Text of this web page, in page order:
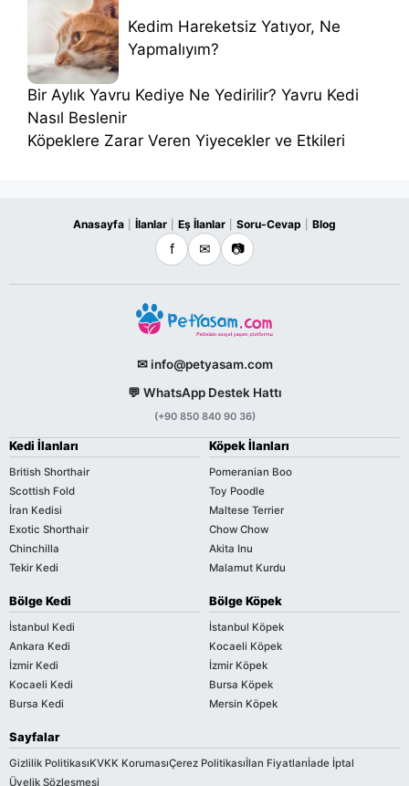
Kedim Hareketsiz Yatıyor, Ne
Yapmalıyım?
Bir Aylık Yavru Kediye Ne Yedirilir? Yavru Kedi
Nasıl Beslenir
Köpeklere Zarar Veren Yiyecekler ve Etkileri
Anasayfa İlanlar Eş İlanlar Soru-Cevap Blog
f ✉ 📷
✉ info@petyasam.com
💬 WhatsApp Destek Hattı
(+90 850 840 90 36)
Kedi İlanları
British Shorthair
Scottish Fold
İran Kedisi
Exotic Shorthair
Chinchilla
Tekir Kedi
Köpek İlanları
Pomeranian Boo
Toy Poodle
Maltese Terrier
Chow Chow
Akita Inu
Malamut Kurdu
Bölge Kedi
İstanbul Kedi
Ankara Kedi
İzmir Kedi
Kocaeli Kedi
Bursa Kedi
Bölge Köpek
İstanbul Köpek
Kocaeli Köpek
İzmir Köpek
Bursa Köpek
Mersin Köpek
Sayfalar
Gizlilik PolitikasıKVKK KorumasıÇerez Politikasıİlan Fiyatlarıİade İptal
Üyelik Sözleşmesi